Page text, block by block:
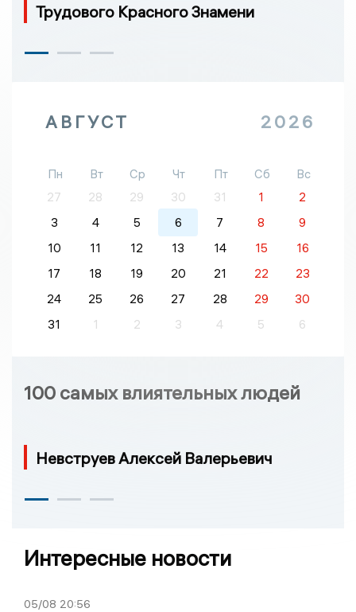
Трудового Красного Знамени
АВГУСТ 2026
Пн Вт Ср Чт Пт Сб
Вс
27
28 29 30 31 1
2
3
4 5 6 7 8
9
10
11 12 13 14 15
16
17
18 19 20 21 22
23
24
25 26 27 28 29
30
31
1 2 3 4 5 6
100 самых влиятельных людей
Невструев Алексей Валерьевич
Интересные новости
05/08 20:56